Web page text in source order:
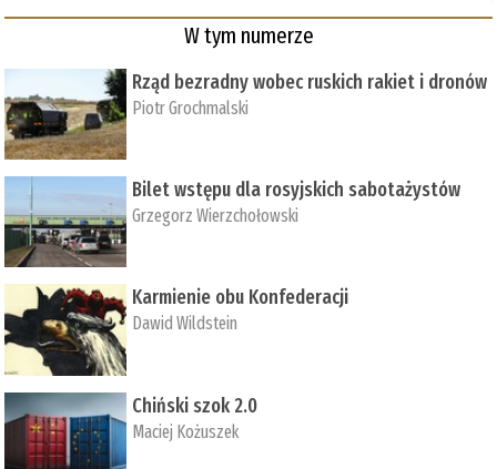
W tym numerze
Rząd bezradny wobec ruskich rakiet i dronów
Piotr Grochmalski
Bilet wstępu dla rosyjskich sabotażystów
Grzegorz Wierzchołowski
Karmienie obu Konfederacji
Dawid Wildstein
Chiński szok 2.0
Maciej Kożuszek